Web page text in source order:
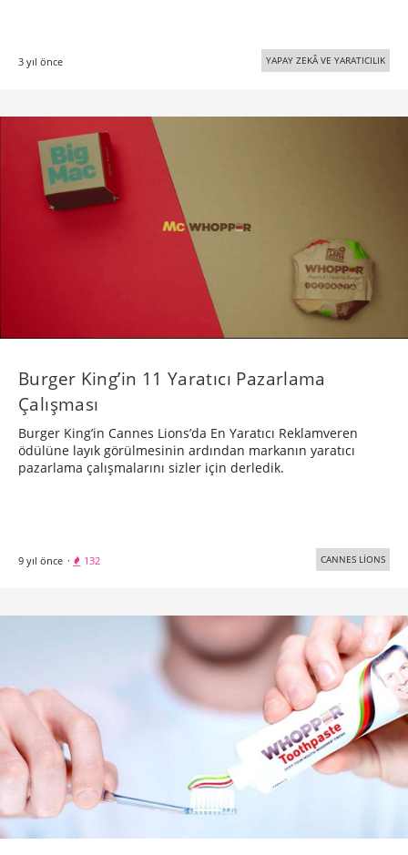
3 yıl önce YAPAY ZEKÂ VE YARATICILIK
Burger King’in 11 Yaratıcı Pazarlama
Çalışması
Burger King’in Cannes Lions’da En Yaratıcı Reklamveren
ödülüne layık görülmesinin ardından markanın yaratıcı
pazarlama çalışmalarını sizler için derledik.
9 yıl önce · 132 CANNES LİONS